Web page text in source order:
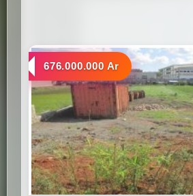
a vendre
676.000.000 Ar